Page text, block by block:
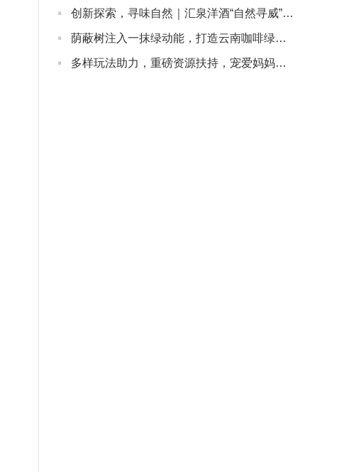
· 创新探索，寻味自然｜汇泉洋酒“自然寻威”二次陈年威士忌体验活动举办
· 荫蔽树注入一抹绿动能，打造云南咖啡绿色经济发展强引擎
· 多样玩法助力，重磅资源扶持，宠爱妈妈，就左滑逛抖音商城